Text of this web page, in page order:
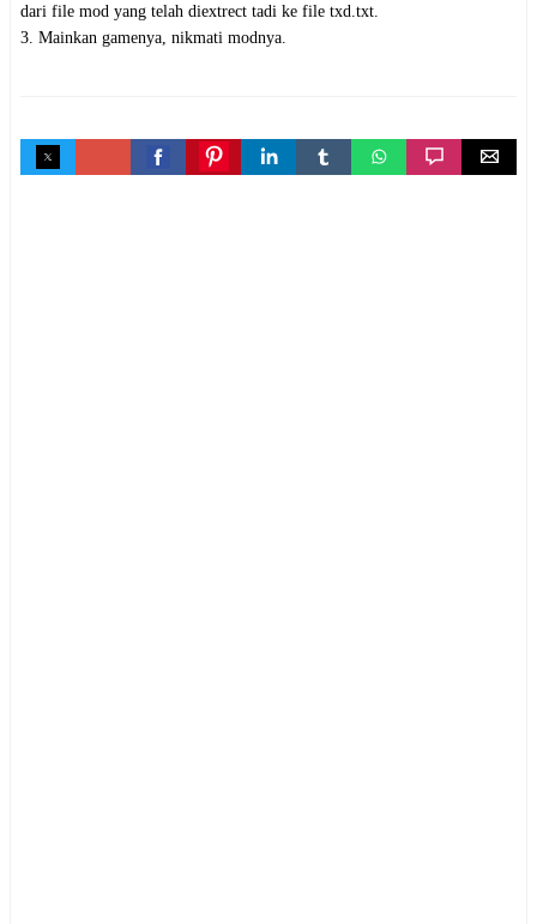
dari file mod yang telah diextrect tadi ke file txd.txt.
3. Mainkan gamenya, nikmati modnya.